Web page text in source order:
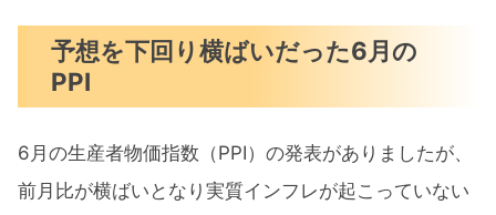
予想を下回り横ばいだった6月の
PPI
6月の生産者物価指数（PPI）の発表がありましたが、
前月比が横ばいとなり実質インフレが起こっていない